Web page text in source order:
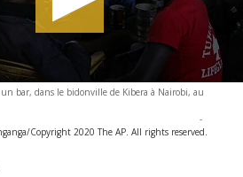
un bar, dans le bidonville de Kibera à Nairobi, au
-
Copyright 2020 The AP. All rights reserved.